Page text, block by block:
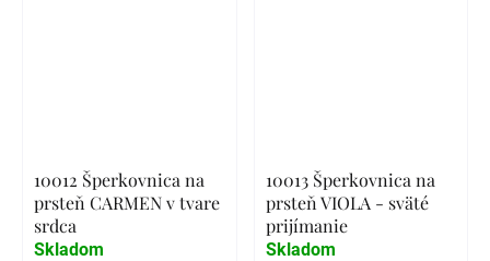
10012 Šperkovnica na
prsteň CARMEN v tvare
srdca
Skladom
10013 Šperkovnica na
prsteň VIOLA - sväté
prijímanie
Skladom